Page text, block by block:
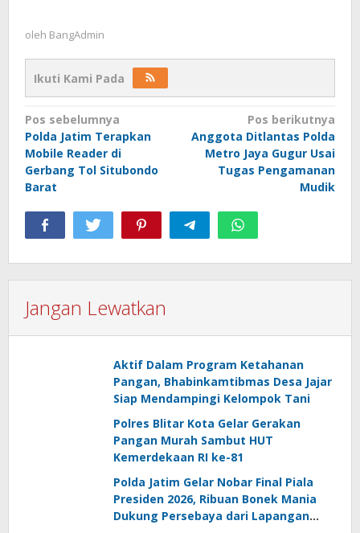
oleh BangAdmin
Ikuti Kami Pada
Navigasi
pos
Pos sebelumnya
Polda Jatim Terapkan
Mobile Reader di
Gerbang Tol Situbondo
Barat
Pos berikutnya
Anggota Ditlantas Polda
Metro Jaya Gugur Usai
Tugas Pengamanan
Mudik
Jangan Lewatkan
Aktif Dalam Program Ketahanan
Pangan, Bhabinkamtibmas Desa Jajar
Siap Mendampingi Kelompok Tani
Polres Blitar Kota Gelar Gerakan
Pangan Murah Sambut HUT
Kemerdekaan RI ke-81
Polda Jatim Gelar Nobar Final Piala
Presiden 2026, Ribuan Bonek Mania
Dukung Persebaya dari Lapangan